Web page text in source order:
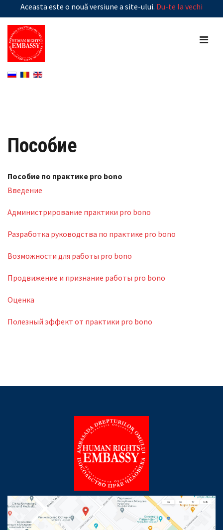
Aceasta este o nouă versiune a site-ului. Du-te la vechi
Пособие
Пособие по практике pro bono
Введение
Администрирование практики pro bono
Разработка руководства по практике pro bono
Возможности для работы pro bono
Продвижение и признание работы pro bono
Оценка
Полезный эффект от практики pro bono